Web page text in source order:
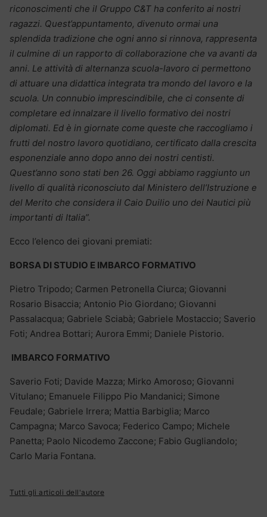
riconoscimenti che il Gruppo C&T ha conferito ai nostri
ragazzi. Quest’appuntamento, divenuto ormai una
splendida tradizione che ogni anno si rinnova, rappresenta
il culmine di un rapporto di collaborazione che va avanti da
anni. Le attività di alternanza scuola-lavoro ci permettono
di attuare una didattica integrata tra mondo del lavoro e la
scuola. Un connubio imprescindibile, che ci consente di
completare ed innalzare il livello formativo dei nostri
diplomati. Ed è in giornate come queste che raccogliamo i
frutti del nostro lavoro quotidiano, certificato dalla crescita
esponenziale anno dopo anno dei nostri centisti.
Quest’anno sono stati ben 26. Oggi abbiamo raggiunto un
livello di qualità riconosciuto dal Ministero dell’Istruzione e
del Merito che considera il Caio Duilio uno dei Nautici più
importanti di Italia”.
Ecco l’elenco dei giovani premiati:
BORSA DI STUDIO E IMBARCO FORMATIVO
Pietro Tripodo; Carmen Petronella Ciurca; Giovanni
Rosario Bisaccia; Antonio Pio Giordano; Giovanni
Passalacqua; Gabriele Sciabà; Gabriele Mostaccio; Saverio
Foti; Andrea Bottari; Aurora Emmi; Daniele Pistorio.
IMBARCO FORMATIVO
Saverio Foti; Davide Mazza; Mirko Amoroso; Giovanni
Vitulano; Emanuele Filippo Pio Mandanici; Simone
Feudale; Gabriele Irrera; Mattia Barbiglia; Marco
Campagna; Marco Savoca; Federico Campo; Michele
Panetta; Paolo Nicodemo Zaccone; Fabio Gugliandolo;
Carlo Maria Fontana.
Tutti gli articoli dell'autore